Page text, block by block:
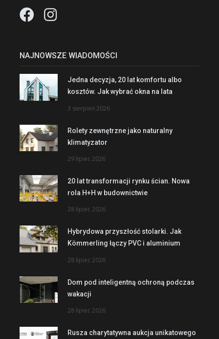
NAJNOWSZE WIADOMOŚCI
Jedna decyzja, 20 lat komfortu albo
kosztów. Jak wybrać okna na lata
3 sierpień 2026
Rolety zewnętrzne jako naturalny
klimatyzator
29 lipiec 2026
20 lat transformacji rynku ścian. Nowa
rola H+H w budownictwie
28 lipiec 2026
Hybrydowa przyszłość stolarki. Jak
Kömmerling łączy PVC i aluminium
28 lipiec 2026
Dom pod inteligentną ochroną podczas
wakacji
28 lipiec 2026
Rusza charytatywna aukcja unikatowego